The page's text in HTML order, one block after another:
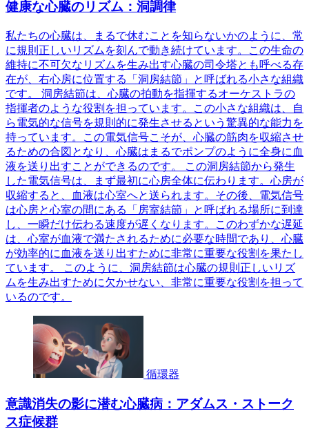
健康な心臓のリズム：洞調律
私たちの心臓は、まるで休むことを知らないかのように、常
に規則正しいリズムを刻んで動き続けています。この生命の
維持に不可欠なリズムを生み出す心臓の司令塔とも呼べる存
在が、右心房に位置する「洞房結節」と呼ばれる小さな組織
です。 洞房結節は、心臓の拍動を指揮するオーケストラの
指揮者のような役割を担っています。この小さな組織は、自
ら電気的な信号を規則的に発生させるという驚異的な能力を
持っています。この電気信号こそが、心臓の筋肉を収縮させ
るための合図となり、心臓はまるでポンプのように全身に血
液を送り出すことができるのです。 この洞房結節から発生
した電気信号は、まず最初に心房全体に伝わります。心房が
収縮すると、血液は心室へと送られます。その後、電気信号
は心房と心室の間にある「房室結節」と呼ばれる場所に到達
し、一瞬だけ伝わる速度が遅くなります。このわずかな遅延
は、心室が血液で満たされるために必要な時間であり、心臓
が効率的に血液を送り出すために非常に重要な役割を果たし
ています。 このように、洞房結節は心臓の規則正しいリズ
ムを生み出すために欠かせない、非常に重要な役割を担って
いるのです。
循環器
意識消失の影に潜む心臓病：アダムス・ストーク
ス症候群